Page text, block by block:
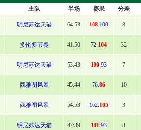
主队 半场 赛果 分差
明尼苏达天猫 64:53 108:100 8
多伦多节奏 41:50 72:104 32
明尼苏达天猫 53:43 100:93 7
西雅图风暴 45:44 76:86 10
西雅图风暴 54:53 102:105 3
明尼苏达天猫 47:39 101:93 8